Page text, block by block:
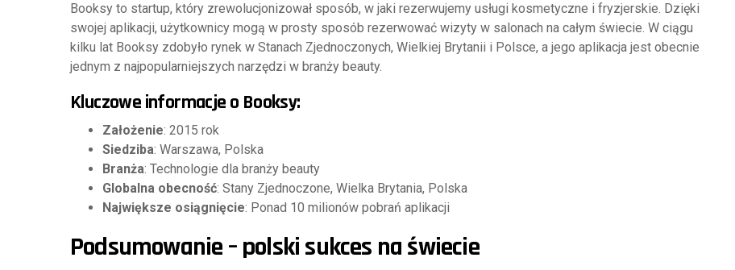
Booksy to startup, który zrewolucjonizował sposób, w jaki rezerwujemy usługi kosmetyczne i fryzjerskie. Dzięki
swojej aplikacji, użytkownicy mogą w prosty sposób rezerwować wizyty w salonach na całym świecie. W ciągu
kilku lat Booksy zdobyło rynek w Stanach Zjednoczonych, Wielkiej Brytanii i Polsce, a jego aplikacja jest obecnie
jednym z najpopularniejszych narzędzi w branży beauty.
Kluczowe informacje o Booksy:
Założenie: 2015 rok
Siedziba: Warszawa, Polska
Branża: Technologie dla branży beauty
Globalna obecność: Stany Zjednoczone, Wielka Brytania, Polska
Największe osiągnięcie: Ponad 10 milionów pobrań aplikacji
Podsumowanie – polski sukces na świecie